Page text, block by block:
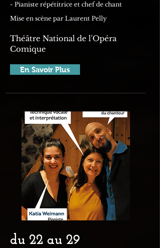
- Pianiste répétitrice et chef de chant
Mise en scène par Laurent Pelly
Théâtre National de l'Opéra
Comique
En Savoir Plus
du 22 au 29